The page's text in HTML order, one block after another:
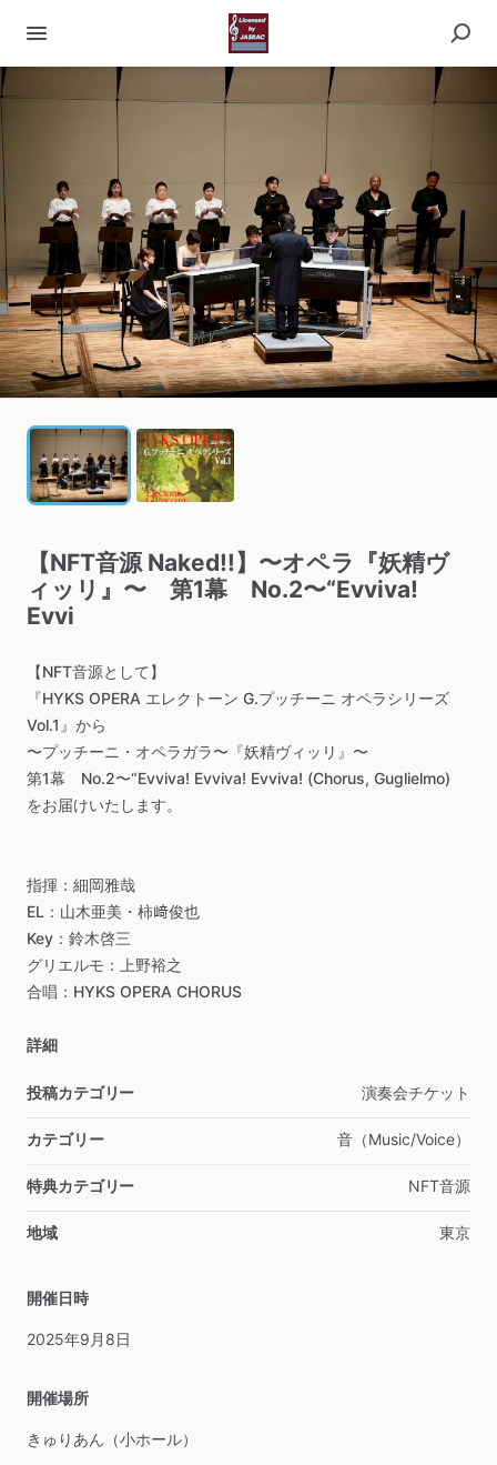
【NFT音源 Naked!!】〜オペラ『妖精ヴ
ィッリ』〜
第1幕
No.2〜“Evviva!
Evvi
【NFT音源として】
『HYKS OPERA エレクトーン G.プッチーニ オペラシリーズ
Vol.1』から
〜プッチーニ・オペラガラ〜『妖精ヴィッリ』〜
第1幕
No.2〜“Evviva! Evviva! Evviva! (Chorus, Guglielmo)
をお届けいたします。
指揮：細岡雅哉
EL：山木亜美・柿﨑俊也
Key：鈴木啓三
グリエルモ：上野裕之
合唱：HYKS OPERA CHORUS
詳細
投稿カテゴリー 演奏会チケット
カテゴリー 音（Music​/​Voice）
特典カテゴリー NFT音源
地域 東京
開催日時
2025年9月8日
開催場所
きゅりあん（小ホール）